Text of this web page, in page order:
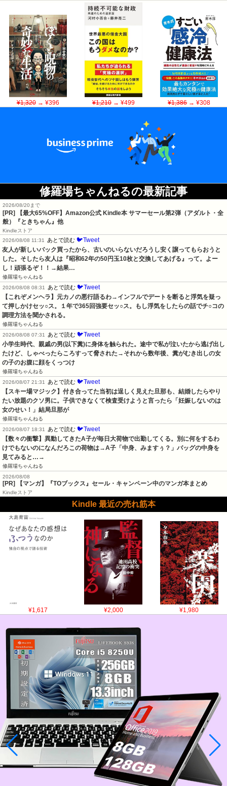
¥1,320→ ¥396 ¥1,210→ ¥499 ¥1,386→ ¥308
修羅場ちゃんねるの最新記事
2026/08/20まで
[PR]
【最大65%OFF】Amazon公式 Kindle本 サマーセール第2弾（アダルト・全
般）『ときちゃん』他
Kindleストア
2026/08/08 11:31 あとで読む 🐦Tweet
友人が新しいバック買ったから、古いのいらないだろうし安く譲ってもらおうと
した。そしたら友人は『昭和62年の50円玉10枚と交換してあげる』って。よー
し！頑張るぞ！！→結果…
修羅場ちゃんねる
2026/08/08 08:31 あとで読む 🐦Tweet
【これぞメンヘラ】元カノの悪行語るわ→インフルでデートを断ると浮気を疑っ
て押しかけセッ○ス。１年で365回強要セッ○ス。もし浮気をしたらの話でチ○コの
調理方法を聞かされる。
修羅場ちゃんねる
2026/08/08 07:31 あとで読む 🐦Tweet
小学生時代、親戚の男(以下糞)に身体を触られた。途中で私が泣いたから逃げ出し
たけど、しゃべったらころすって脅された→それから数年後、糞がむき出しの女
の子のお腹に顔をくっつけ
修羅場ちゃんねる
2026/08/07 21:31 あとで読む 🐦Tweet
【スキー場マジック】付き合ってた当初は逞しく見えた旦那も、結婚したらやり
たい放題のクソ男に。子供できなくて検査受けようと言ったら「妊娠しないのは
女のせい！」結局旦那が
修羅場ちゃんねる
2026/08/07 18:31 あとで読む 🐦Tweet
【数々の衝撃】異動してきたA子が毎日大荷物で出勤してくる。別に何をするわ
けでもないのになんだろこの荷物は→A子「中身、みますぅ？」バッグの中身を
見てみると…→
修羅場ちゃんねる
2026/08/08
[PR] 【マンガ】『TOブックス』セール・キャンペーン中のマンガ本まとめ
Kindleストア
Kindle 最近の売れ筋本
¥1,617 ¥2,000 ¥1,980